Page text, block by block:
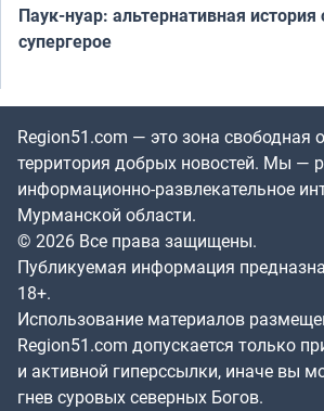
Паук-нуар: альтернативная
супергерое
Region51.com — это зона свободная
территория добрых новостей. Мы —
информационно-развлекательное
Мурманской области.
© 2026 Все права защищены.
Публикуемая информация
18+.
Использование материалов
Region51.com допускается только
и активной гиперссылки, иначе вы
гнев суровых северных Богов.